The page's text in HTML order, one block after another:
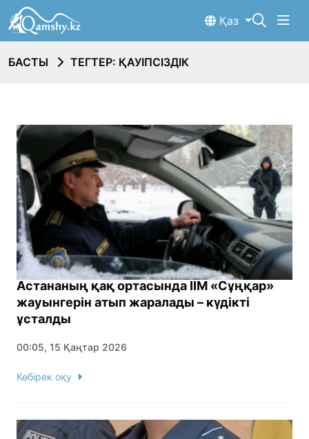
Қаз
БАСТЫ ТЕГТЕР: ҚАУІПСІЗДІК
Астананың қақ ортасында ІІМ «Сұңқар»
жауынгерін атып жаралады – күдікті
ұсталды
00:05, 15 Қаңтар 2026
Көбірек оқу